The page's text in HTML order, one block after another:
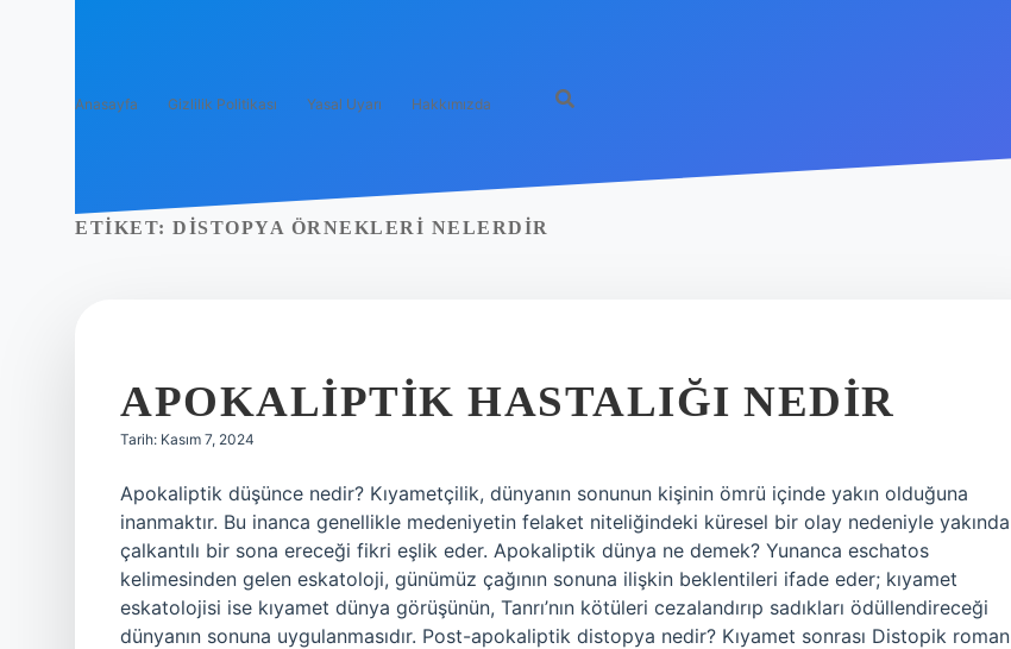
Anasayfa Gizlilik Politikası Yasal Uyarı Hakkımızda
ETIKET: DISTOPYA ÖRNEKLERI NELERDIR
APOKALIPTIK HASTALIĞI NEDIR
Tarih: Kasım 7, 2024
Apokaliptik düşünce nedir? Kıyametçilik, dünyanın sonunun kişinin ömrü içinde yakın olduğuna
inanmaktır. Bu inanca genellikle medeniyetin felaket niteliğindeki küresel bir olay nedeniyle yakında
çalkantılı bir sona ereceği fikri eşlik eder. Apokaliptik dünya ne demek? Yunanca eschatos
kelimesinden gelen eskatoloji, günümüz çağının sonuna ilişkin beklentileri ifade eder; kıyamet
eskatolojisi ise kıyamet dünya görüşünün, Tanrı’nın kötüleri cezalandırıp sadıkları ödüllendireceği
dünyanın sonuna uygulanmasıdır. Post-apokaliptik distopya nedir? Kıyamet sonrası Distopik roman